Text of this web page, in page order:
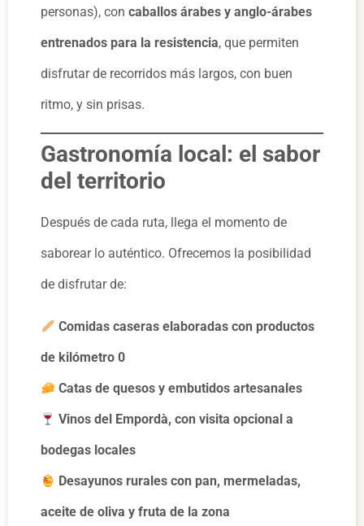
personas), con caballos árabes y anglo-árabes
entrenados para la resistencia, que permiten
disfrutar de recorridos más largos, con buen
ritmo, y sin prisas.
Gastronomía local: el sabor
del territorio
Después de cada ruta, llega el momento de
saborear lo auténtico. Ofrecemos la posibilidad
de disfrutar de:
Comidas caseras elaboradas con productos
de kilómetro 0
Catas de quesos y embutidos artesanales
Vinos del Empordà, con visita opcional a
bodegas locales
Desayunos rurales con pan, mermeladas,
aceite de oliva y fruta de la zona